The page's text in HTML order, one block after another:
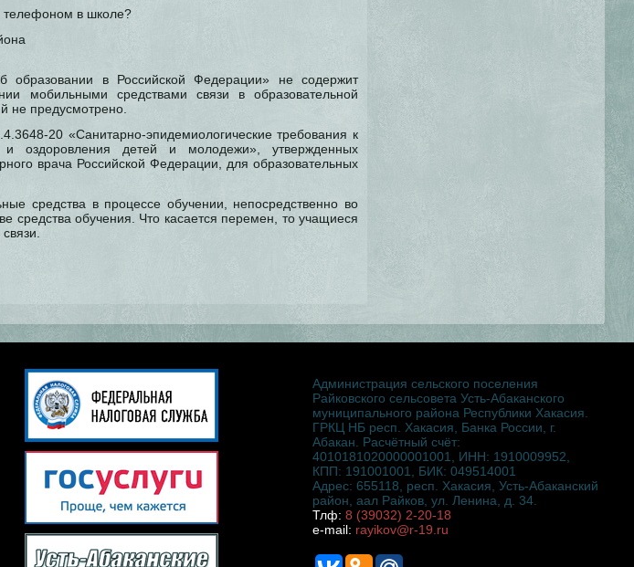
телефоном в школе?
в Российской Федерации» не содержит
мобильными средствами связи в образовательной
не предусмотрено.
20 «Санитарно-эпидемиологические требования к
оздоровления детей и молодежи», утвержденных
врача Российской Федерации, для образовательных
средства в процессе обучении, непосредственно во
средства обучения. Что касается перемен, то учащиеся
Администрация сельского поселения
Райковского сельсовета Усть-Абаканского
муниципального района Республики Хакасия.
ГРКЦ НБ респ. Хакасия, Банка России, г.
Абакан. Расчётный счёт:
4010181020000001001, ИНН: 1910009952,
КПП: 191001001, БИК: 049514001
Адрес: 655118, респ. Хакасия, Усть-Абаканский
район, аал Райков, ул. Ленина, д. 34.
Тлф: 8 (39032) 2-20-18
e-mail: rayikov@r-19.ru